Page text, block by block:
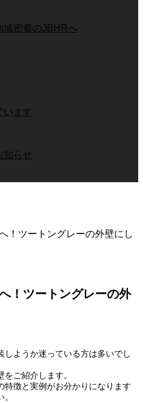
域密着のJBHRへ
ます
知らせ
！ツートングレーの外壁にし
！ツートングレーの外
ようか迷っている方は多いでし
ご紹介します。
特徴と実例がお分かりになります